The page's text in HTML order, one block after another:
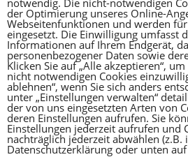
Diese Position ist schon etwas
Gewicht deines Babys ist sie
oder eine andere
Allerdings ist sie sehr gut zu
0 KOMMENTARE
der Optimierung unseres Online-
Webseitenfunktionen und werden
eingesetzt. Die Einwilligung umfasst
Informationen auf Ihrem Endgerät,
personenbezogener Daten sowie
Klicken Sie auf „Alle akzeptieren“,
nicht notwendigen Cookies
ablehnen“, wenn Sie sich anders
unter „Einstellungen verwalten“
der von uns eingesetzten Arten von
deren Einstellungen aufrufen. Sie
Einstellungen jederzeit aufrufen und
nachträglich jederzeit abwählen (z.B.
Datenschutzerklärung oder unten